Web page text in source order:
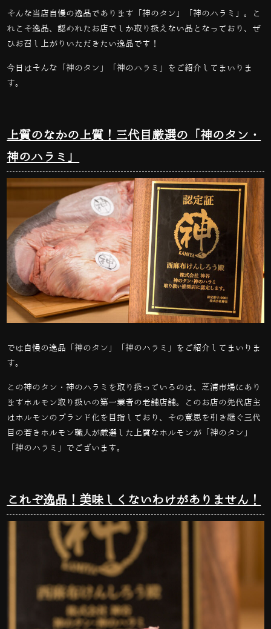
そんな当店自慢の逸品であります「神のタン」「神のハラミ」。こ
れこそ逸品、認めれたお店でしか取り扱えない品となっており、ぜ
ひお召し上がりいただきたい逸品です！
今日はそんな「神のタン」「神のハラミ」をご紹介してまいりま
す。
上質のなかの上質！三代目厳選の「神のタン・
神のハラミ」
では自慢の逸品「神のタン」「神のハラミ」をご紹介してまいりま
す。
この神のタン・神のハラミを取り扱っているのは、芝浦市場にあり
ますホルモン取り扱いの第一業者の老舗店舗。このお店の先代店主
はホルモンのブランド化を目指しており、その意思を引き継ぐ三代
目の若きホルモン職人が厳選した上質なホルモンが「神のタン」
「神のハラミ」でございます。
これぞ逸品！美味しくないわけがありません！